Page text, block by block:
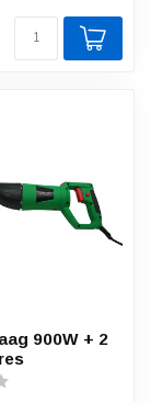
900W + 2